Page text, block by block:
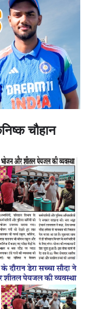
चौहान